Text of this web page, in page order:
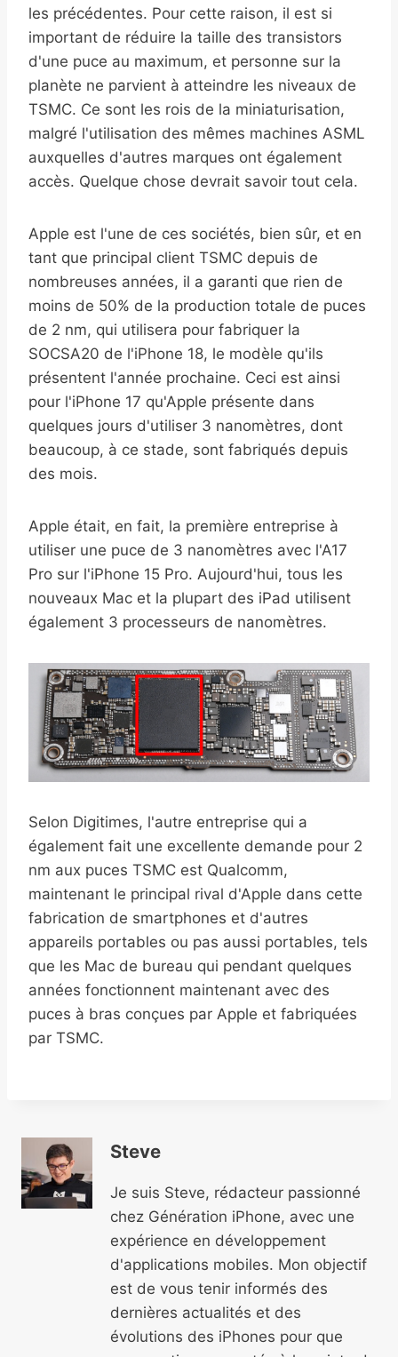
les précédentes. Pour cette raison, il est si
important de réduire la taille des transistors
d'une puce au maximum, et personne sur la
planète ne parvient à atteindre les niveaux de
TSMC. Ce sont les rois de la miniaturisation,
malgré l'utilisation des mêmes machines ASML
auxquelles d'autres marques ont également
accès. Quelque chose devrait savoir tout cela.
Apple est l'une de ces sociétés, bien sûr, et en
tant que principal client TSMC depuis de
nombreuses années, il a garanti que rien de
moins de 50% de la production totale de puces
de 2 nm, qui utilisera pour fabriquer la
SOCSA20 de l'iPhone 18, le modèle qu'ils
présentent l'année prochaine. Ceci est ainsi
pour l'iPhone 17 qu'Apple présente dans
quelques jours d'utiliser 3 nanomètres, dont
beaucoup, à ce stade, sont fabriqués depuis
des mois.
Apple était, en fait, la première entreprise à
utiliser une puce de 3 nanomètres avec l'A17
Pro sur l'iPhone 15 Pro. Aujourd'hui, tous les
nouveaux Mac et la plupart des iPad utilisent
également 3 processeurs de nanomètres.
Selon Digitimes, l'autre entreprise qui a
également fait une excellente demande pour 2
nm aux puces TSMC est Qualcomm,
maintenant le principal rival d'Apple dans cette
fabrication de smartphones et d'autres
appareils portables ou pas aussi portables, tels
que les Mac de bureau qui pendant quelques
années fonctionnent maintenant avec des
puces à bras conçues par Apple et fabriquées
par TSMC.
Steve
Je suis Steve, rédacteur passionné
chez Génération iPhone, avec une
expérience en développement
d'applications mobiles. Mon objectif
est de vous tenir informés des
dernières actualités et des
évolutions des iPhones pour que